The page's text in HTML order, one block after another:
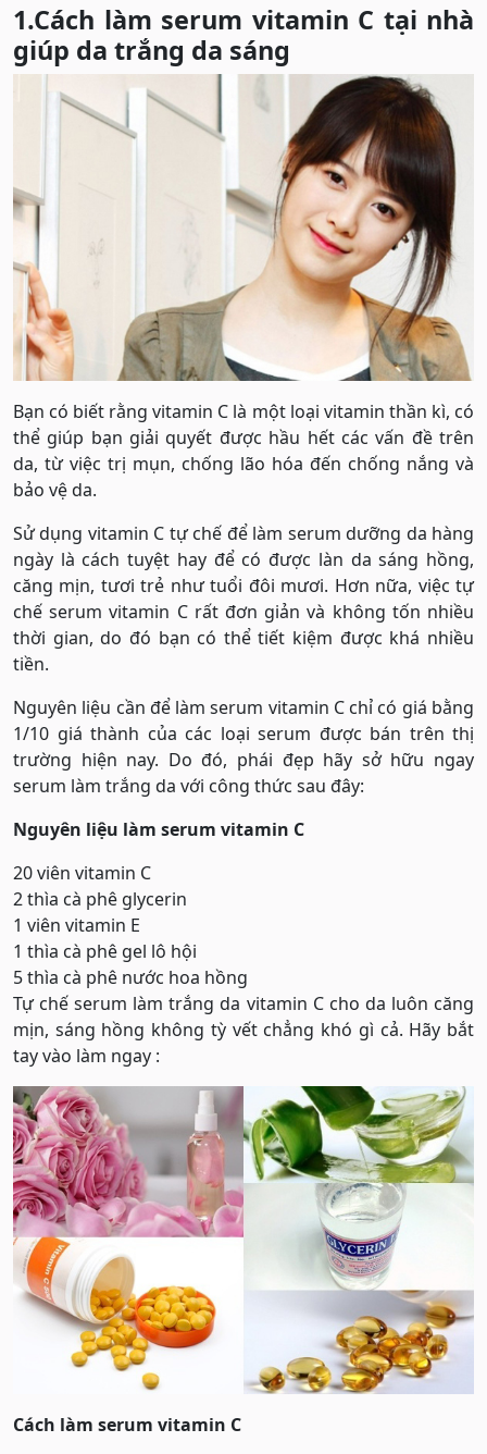
1.Cách làm serum vitamin C tại nhà
giúp da trắng da sáng
Bạn có biết rằng vitamin C là một loại vitamin thần kì, có
thể giúp bạn giải quyết được hầu hết các vấn đề trên
da, từ việc trị mụn, chống lão hóa đến chống nắng và
bảo vệ da.
Sử dụng vitamin C tự chế để làm serum dưỡng da hàng
ngày là cách tuyệt hay để có được làn da sáng hồng,
căng mịn, tươi trẻ như tuổi đôi mươi. Hơn nữa, việc tự
chế serum vitamin C rất đơn giản và không tốn nhiều
thời gian, do đó bạn có thể tiết kiệm được khá nhiều
tiền.
Nguyên liệu cần để làm serum vitamin C chỉ có giá bằng
1/10 giá thành của các loại serum được bán trên thị
trường hiện nay. Do đó, phái đẹp hãy sở hữu ngay
serum làm trắng da với công thức sau đây:
Nguyên liệu làm serum vitamin C
20 viên vitamin C
2 thìa cà phê glycerin
1 viên vitamin E
1 thìa cà phê gel lô hội
5 thìa cà phê nước hoa hồng
Tự chế serum làm trắng da vitamin C cho da luôn căng
mịn, sáng hồng không tỳ vết chẳng khó gì cả. Hãy bắt
tay vào làm ngay :
Cách làm serum vitamin C